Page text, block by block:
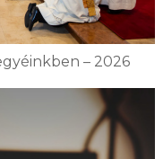
– 2026